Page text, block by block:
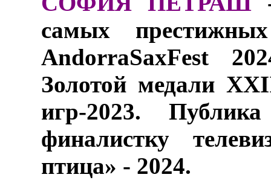
самых
AndorraSaxFest
Золотой медали
игр-2023.
финалистку
птица» - 2024.